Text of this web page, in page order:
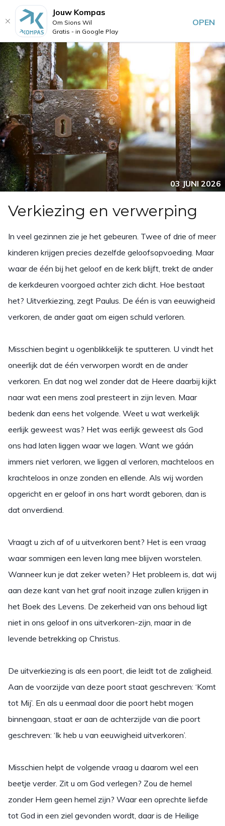
03 JUNI 2026
Verkiezing en verwerping
In veel gezinnen zie je het gebeuren. Twee of drie of meer
kinderen krijgen precies dezelfde geloofsopvoeding. Maar
waar de één bij het geloof en de kerk blijft, trekt de ander
de kerkdeuren voorgoed achter zich dicht. Hoe bestaat
het? Uitverkiezing, zegt Paulus. De één is van eeuwigheid
verkoren, de ander gaat om eigen schuld verloren.
Misschien begint u ogenblikkelijk te sputteren. U vindt het
oneerlijk dat de één verworpen wordt en de ander
verkoren. En dat nog wel zonder dat de Heere daarbij kijkt
naar wat een mens zoal presteert in zijn leven. Maar
bedenk dan eens het volgende. Weet u wat werkelijk
eerlijk geweest was? Het was eerlijk geweest als God
ons had laten liggen waar we lagen. Want we gáán
immers niet verloren, we liggen al verloren, machteloos en
krachteloos in onze zonden en ellende. Als wij worden
opgericht en er geloof in ons hart wordt geboren, dan is
dat onverdiend.
Vraagt u zich af of u uitverkoren bent? Het is een vraag
waar sommigen een leven lang mee blijven worstelen.
Wanneer kun je dat zeker weten? Het probleem is, dat wij
aan deze kant van het graf nooit inzage zullen krijgen in
het Boek des Levens. De zekerheid van ons behoud ligt
niet in ons geloof in ons uitverkoren-zijn, maar in de
levende betrekking op Christus.
De uitverkiezing is als een poort, die leidt tot de zaligheid.
Aan de voorzijde van deze poort staat geschreven: ‘Komt
tot Mij’. En als u eenmaal door die poort hebt mogen
binnengaan, staat er aan de achterzijde van die poort
geschreven: ‘Ik heb u van eeuwigheid uitverkoren’.
Misschien helpt de volgende vraag u daarom wel een
beetje verder. Zit u om God verlegen? Zou de hemel
zonder Hem geen hemel zijn? Waar een oprechte liefde
tot God in een ziel gevonden wordt, daar is de Heilige
Jouw Kompas
Om Sions Wil
Gratis - in Google Play
OPEN